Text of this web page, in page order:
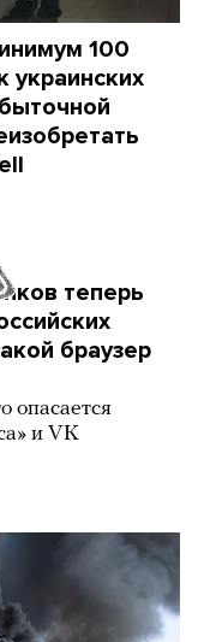
100
украинских
теперь
браузер
опасается
и VK